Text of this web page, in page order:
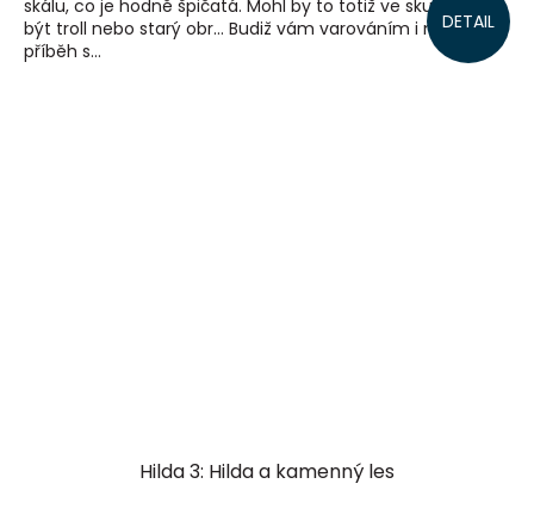
DETAIL
skálu, co je hodně špičatá. Mohl by to totiž ve skutečnosti
být troll nebo starý obr… Budiž vám varováním i nový
příběh s...
Hilda 3: Hilda a kamenný les